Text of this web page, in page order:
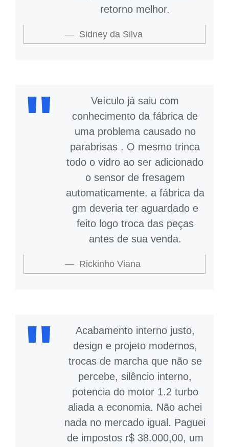
retorno melhor.
Sidney da Silva
Veículo já saiu com
conhecimento da fábrica de
uma problema causado no
parabrisas . O mesmo trinca
todo o vidro ao ser adicionado
o sensor de fresagem
automaticamente. a fábrica da
gm deveria ter aguardado e
feito logo troca das peças
antes de sua venda.
Rickinho Viana
Acabamento interno justo,
design e projeto modernos,
trocas de marcha que não se
percebe, silêncio interno,
potencia do motor 1.2 turbo
aliada a economia. Não achei
nada no mercado igual. Paguei
de impostos r$ 38.000,00, um